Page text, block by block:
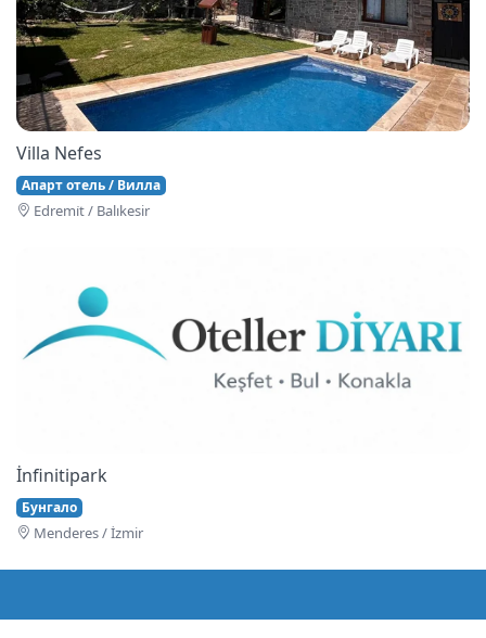
Villa Nefes
Апарт отель / Вилла
Edremi̇t / Balıkesir
İnfinitipark
Бунгало
Menderes / İzmir